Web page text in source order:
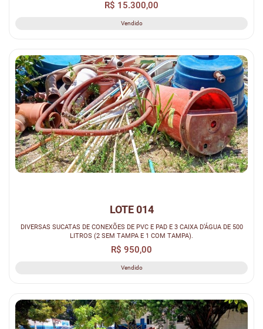
R$ 15.300,00
Vendido
LOTE 014
DIVERSAS SUCATAS DE CONEXÕES DE PVC E PAD E 3 CAIXA D’ÁGUA DE 500
LITROS (2 SEM TAMPA E 1 COM TAMPA).
R$ 950,00
Vendido